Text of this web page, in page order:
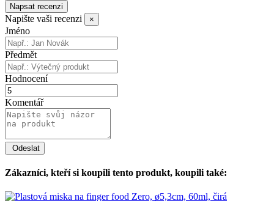
Napsat recenzi
Napište vaši recenzi ×
Jméno
Předmět
Hodnocení
Komentář
Zákazníci, kteří si koupili tento produkt, koupili také: